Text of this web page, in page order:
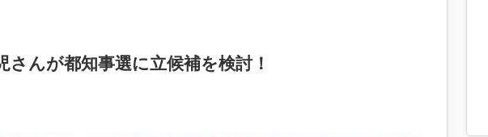
さんが都知事選に立候補を検討！